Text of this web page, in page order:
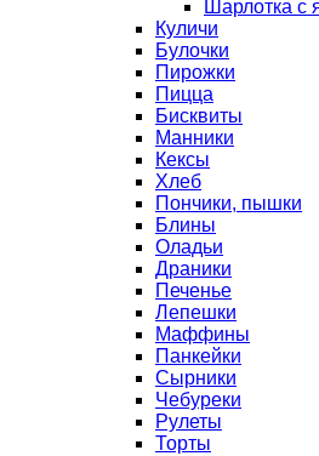
Шарлотка с
Куличи
Булочки
Пирожки
Пицца
Бисквиты
Манники
Кексы
Хлеб
Пончики, пышки
Блины
Оладьи
Драники
Печенье
Лепешки
Маффины
Панкейки
Сырники
Чебуреки
Рулеты
Торты